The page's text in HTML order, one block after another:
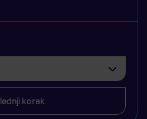
korak